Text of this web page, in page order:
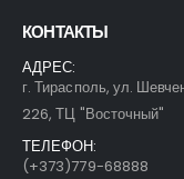
КОНТАКТЫ
АДРЕС:
г. Тирасполь, ул.
226, ТЦ "Восточный"
ТЕЛЕФОН:
(+373)779-68888